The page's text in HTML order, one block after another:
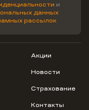
и
данных
рассылок
Акции
Новости
Страхование
Контакты